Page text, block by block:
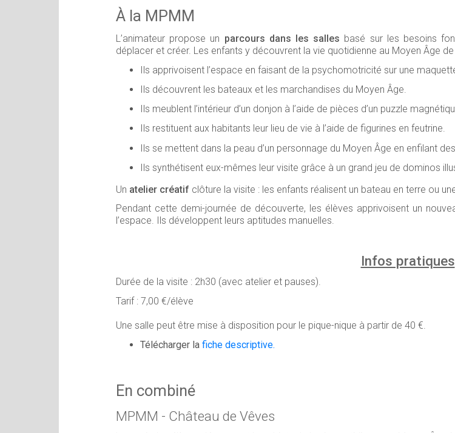
À la MPMM
L’animateur propose un parcours dans les salles basé sur les besoins
déplacer et créer. Les enfants y découvrent la vie quotidienne au Moyen Âge
Ils apprivoisent l’espace en faisant de la psychomotricité sur une
Ils découvrent les bateaux et les marchandises du Moyen Âge.
Ils meublent l’intérieur d’un donjon à l’aide de pièces d’un puzzle
Ils restituent aux habitants leur lieu de vie à l’aide de figurines en feutrine.
Ils se mettent dans la peau d’un personnage du Moyen Âge en enfilant
Ils synthétisent eux-mêmes leur visite grâce à un grand jeu de dominos
Un atelier créatif clôture la visite : les enfants réalisent un bateau en terre ou
Pendant cette demi-journée de découverte, les élèves apprivoisent un
l’espace. Ils développent leurs aptitudes manuelles.
Infos pratiques
Durée de la visite : 2h30 (avec atelier et pauses).
Tarif : 7,00 €/élève
Une salle peut être mise à disposition pour le pique-nique à partir de 40 €.
Télécharger la fiche descriptive.
En combiné
MPMM - Château de Vêves